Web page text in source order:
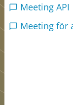
Meeting API
Meeting för